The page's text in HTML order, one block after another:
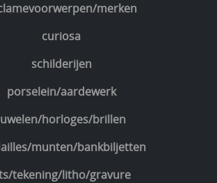
merken
curiosa
schilderijen
porselein/aardewerk
horloges/brillen
munten/bankbiljetten
tekening/litho/gravure